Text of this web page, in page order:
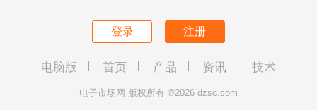
登录 注册
电脑版 首页 产品 资讯 技术
电子市场网 版权所有 ©2026 dzsc.com